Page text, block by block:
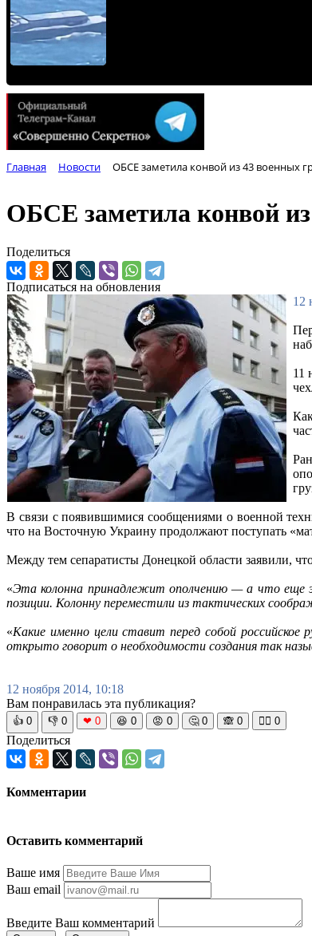
Главная Новости ОБСЕ заметила конвой из 43 военных
ОБСЕ заметила конвой
Поделиться
Подписаться на обновления
12
11
В связи с появившимися сообщениями о военной
что на Восточную Украину продолжают поступать
Между тем сепаратисты Донецкой области заявили,
«Эта колонна принадлежит ополчению — а что еще
позиции. Колонну переместили из тактических
«Какие именно цели ставит перед собой
открыто говорит о необходимости создания так
12 ноября 2014, 10:18
Вам понравилась эта публикация?
👍 0 👎 0 ❤ 0 😆 0 😡 0 🤔 0 🙈 0 🧘‍♀️ 0
Поделиться
Комментарии
Оставить комментарий
Ваше имя
Ваш email
Введите Ваш комментарий